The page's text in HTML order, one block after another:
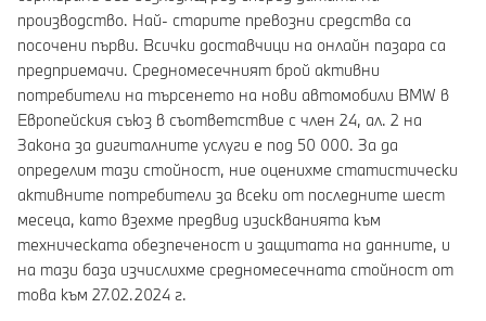
производство. Най- старите превозни средства са
посочени първи. Всички доставчици на онлайн пазара са
предприемачи. Средномесечният брой активни
потребители на търсенето на нови автомобили BMW в
Европейския съюз в съответствие с член 24, ал. 2 на
Закона за дигиталните услуги е под 50 000. За да
определим тази стойност, ние оценихме статистически
активните потребители за всеки от последните шест
месеца, като взехме предвид изискванията към
техническата обезпеченост и защитата на данните, и
на тази база изчислихме средномесечната стойност от
това към 27.02.2024 г.